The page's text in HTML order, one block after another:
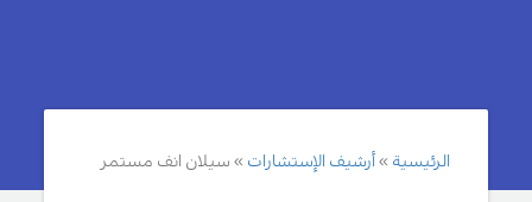
الرئيسية أرشيف الإستشارات سيلان انف مستمر